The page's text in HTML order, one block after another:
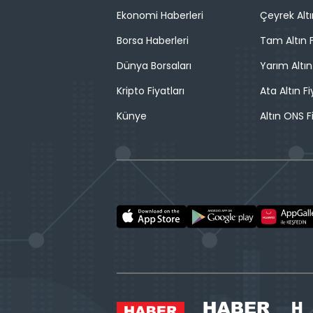
Ekonomi Haberleri
Borsa Haberleri
Dünya Borsaları
Kripto Fiyatları
Künye
Çeyrek
Tam Altın
Yarım
Ata Altın
Altın ONS